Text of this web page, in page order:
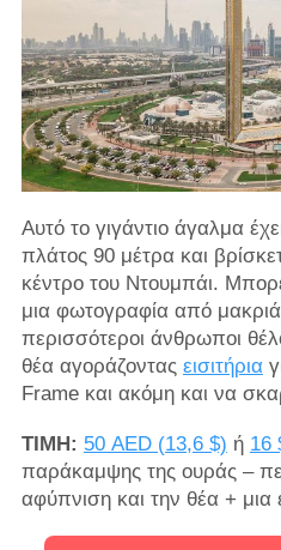
Αυτό το γιγάντιο άγαλμα
πλάτος 90 μέτρα και
κέντρο του Ντουμπάι.
μια φωτογραφία από
περισσότεροι άνθρωποι
θέα αγοράζοντας εισιτήρια
Frame και ακόμη και να
ΤΙΜΗ: 50 AED (13,6 $) ή 16
παράκαμψης της ουράς –
αφύπνιση και την θέα +